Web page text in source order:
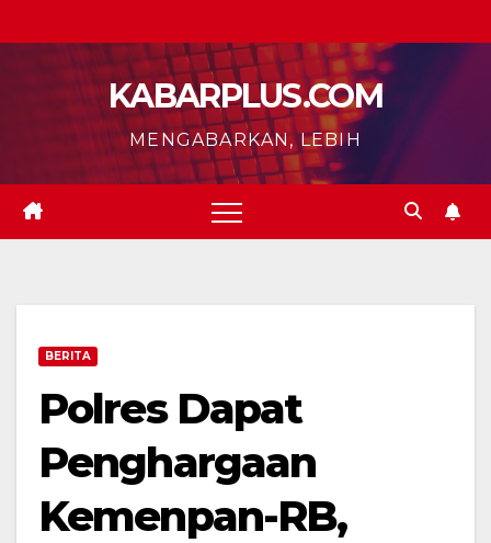
KABARPLUS.COM
MENGABARKAN, LEBIH
BERITA
Polres Dapat
Penghargaan
Kemenpan-RB,